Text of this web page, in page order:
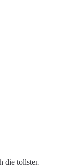
die tollsten